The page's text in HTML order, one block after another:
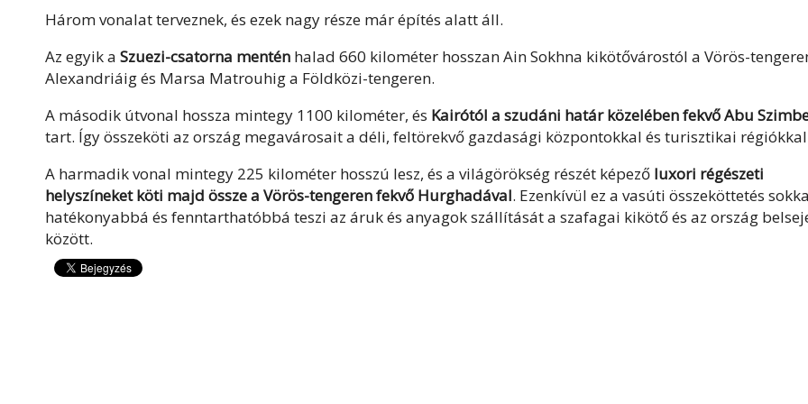
Három vonalat terveznek, és ezek nagy része már építés alatt áll.
Az egyik a Szuezi-csatorna mentén halad 660 kilométer hosszan Ain Sokhna kikötővárostól a Vörös-
Alexandriáig és Marsa Matrouhig a Földközi-tengeren.
A második útvonal hossza mintegy 1100 kilométer, és Kairótól a szudáni határ közelében fekvő Abu
tart. Így összeköti az ország megavárosait a déli, feltörekvő gazdasági központokkal és turisztikai
A harmadik vonal mintegy 225 kilométer hosszú lesz, és a világörökség részét képező luxori régészeti
helyszíneket köti majd össze a Vörös-tengeren fekvő Hurghadával. Ezenkívül ez a vasúti összeköttetés
hatékonyabbá és fenntarthatóbbá teszi az áruk és anyagok szállítását a szafagai kikötő és az ország
között.